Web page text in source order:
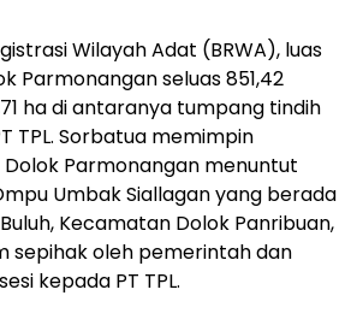
Wilayah Adat (BRWA), luas
Parmonangan seluas 851,42
ha di antaranya tumpang tindih
TPL. Sorbatua memimpin
Parmonangan menuntut
Umbak Siallagan yang berada
Kecamatan Dolok Panribuan,
sepihak oleh pemerintah dan
kepada PT TPL.